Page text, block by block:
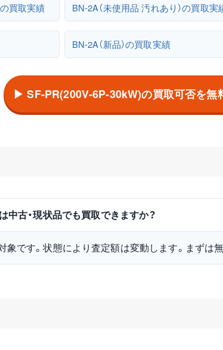
買取実績 BN-2A（未使用品 汚れあり）の買取実
BN-2A（新品）の買取実績
▶ SF-PR(200V-6P-30kW)の買取可否を無
古・現状品でも買取できますか？
象です。状態により査定額は変動します。まずは